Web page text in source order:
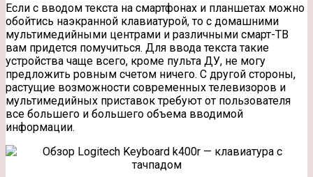
Если с вводом текста на смартфонах и планшетах можно
обойтись наэкранной клавиатурой, то с домашними
мультимедийными центрами и различными смарт-ТВ
вам придется помучиться. Для ввода текста такие
устройства чаще всего, кроме пульта ДУ, не могу
предложить ровным счетом ничего. С другой стороны,
растущие возможности современных телевизоров и
мультимедийных приставок требуют от пользователя
все большего и большего объема вводимой
информации.